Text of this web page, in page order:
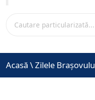
Acasă \Zilele